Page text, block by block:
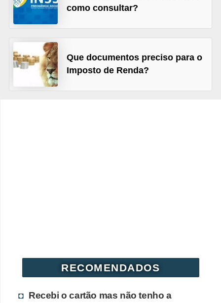
como consultar?
Que documentos preciso para o
Imposto de Renda?
RECOMENDADOS
Recebi o cartão mas não tenho a
i
C
a
r
t
e
d
é